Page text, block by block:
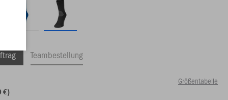
Teambestellung
Größentabelle
€)